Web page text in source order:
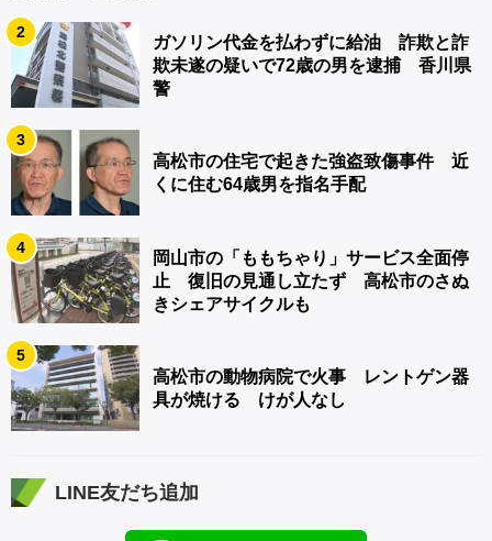
2
ガソリン代金を払わずに給油 詐欺と詐
欺未遂の疑いで72歳の男を逮捕 香川県
警
3
高松市の住宅で起きた強盗致傷事件 近
くに住む64歳男を指名手配
4
岡山市の「ももちゃり」サービス全面停
止 復旧の見通し立たず 高松市のさぬ
きシェアサイクルも
5
高松市の動物病院で火事 レントゲン器
具が焼ける けが人なし
LINE友だち追加